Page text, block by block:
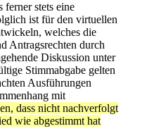
ferner stets eine
ist für den virtuellen
welches die
Antragsrechten durch
Diskussion unter
Stimmabgabe gelten
Ausführungen
mit
dass nicht nachverfolgt
wie abgestimmt hat